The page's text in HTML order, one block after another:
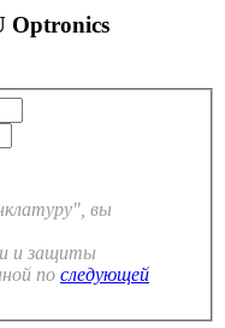
Optronics
вы
и защиты
по следующей